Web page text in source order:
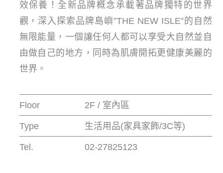
效保養！全新品牌概念承載著品牌獨特的世界
觀，深入探索品牌島嶼”THE NEW ISLE”的自然
無限能量，一個讓任何人都可以享受大自然並自
由做自己的地方，同時為肌膚開拓更健康美麗的
世界。
Floor 2F / 室內區
Type 生活用品(家具家飾/3C等)
Tel. 02-27825123